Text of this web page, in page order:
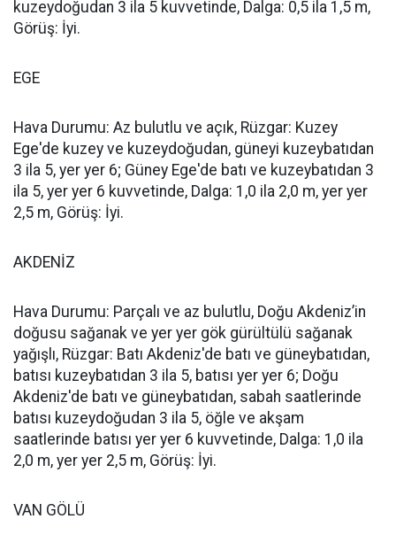
kuzeydoğudan 3 ila 5 kuvvetinde, Dalga: 0,5 ila 1,5 m,
Görüş: İyi.
EGE
Hava Durumu: Az bulutlu ve açık, Rüzgar: Kuzey
Ege'de kuzey ve kuzeydoğudan, güneyi kuzeybatıdan
3 ila 5, yer yer 6; Güney Ege'de batı ve kuzeybatıdan 3
ila 5, yer yer 6 kuvvetinde, Dalga: 1,0 ila 2,0 m, yer yer
2,5 m, Görüş: İyi.
AKDENİZ
Hava Durumu: Parçalı ve az bulutlu, Doğu Akdeniz’in
doğusu sağanak ve yer yer gök gürültülü sağanak
yağışlı, Rüzgar: Batı Akdeniz'de batı ve güneybatıdan,
batısı kuzeybatıdan 3 ila 5, batısı yer yer 6; Doğu
Akdeniz'de batı ve güneybatıdan, sabah saatlerinde
batısı kuzeydoğudan 3 ila 5, öğle ve akşam
saatlerinde batısı yer yer 6 kuvvetinde, Dalga: 1,0 ila
2,0 m, yer yer 2,5 m, Görüş: İyi.
VAN GÖLÜ